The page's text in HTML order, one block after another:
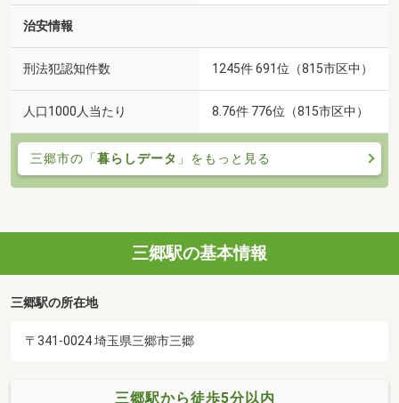
治安情報
刑法犯認知件数 1245件 691位（815市区中）
人口1000人当たり 8.76件 776位（815市区中）
三郷市の「暮らしデータ 」をもっと見る
三郷駅の基本情報
三郷駅の所在地
〒341-0024 埼玉県三郷市三郷
三郷駅から徒歩5分以内